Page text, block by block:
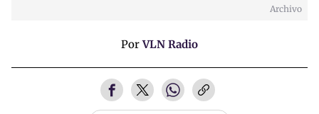
Archivo
PorVLN Radio